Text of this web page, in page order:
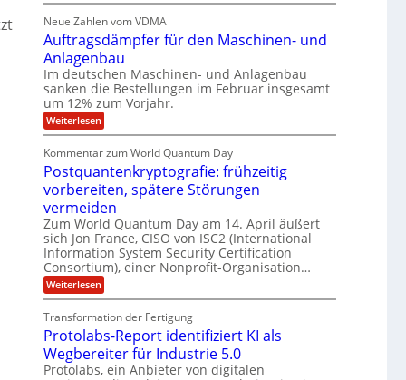
M
i
l
l
i
o
n
e
U
S
-
D
o
l
l
a
r
e
r
i
n
g
f
ü
r
M
E
A
u
n
d
L
a
t
e
i
n
2
s
o
l
u
t
s
s
g
w
i
r
d
C
h
i
f
C
u
s
t
o
m
e
r
O
ff
i
e
r
r
t
i
n
g
e
r
ö
f
f
n
t
K
o
m
p
e
t
e
n
z
z
e
n
t
r
Neue Zahlen vom VDMA
Auftragsdämpfer für den Maschinen- und
Anlagenbau
Im deutschen Maschinen- und Anlagenbau
sanken die Bestellungen im Februar insgesamt
um 12% zum Vorjahr.
Weiterlesen:
A
f
t
r
a
g
s
d
ä
m
p
f
e
f
ü
r
d
e
Kommentar zum World Quantum Day
Postquantenkryptografie: frühzeitig
vorbereiten, spätere Störungen
vermeiden
Zum World Quantum Day am 14. April äußert
sich Jon France, CISO von ISC2 (International
Information System Security Certification
Consortium), einer Nonprofit-Organisation…
Weiterlesen:
P
s
t
q
u
a
Transformation der Fertigung
Protolabs-Report identifiziert KI als
Wegbereiter für Industrie 5.0
Protolabs, ein Anbieter von digitalen